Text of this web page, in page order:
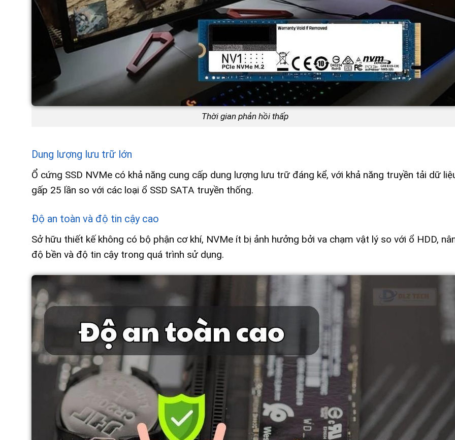
Thời gian phản hồi thấp
Dung lượng lưu trữ lớn
Ổ cứng SSD NVMe có khả năng cung cấp dung lượng lưu trữ đáng kể, với khả năng truyền tải dữ
gấp 25 lần so với các loại ổ SSD SATA truyền thống.
Độ an toàn và độ tin cậy cao
Sở hữu thiết kế không có bộ phận cơ khí, NVMe ít bị ảnh hưởng bởi va chạm vật lý so với ổ HDD,
độ bền và độ tin cậy trong quá trình sử dụng.